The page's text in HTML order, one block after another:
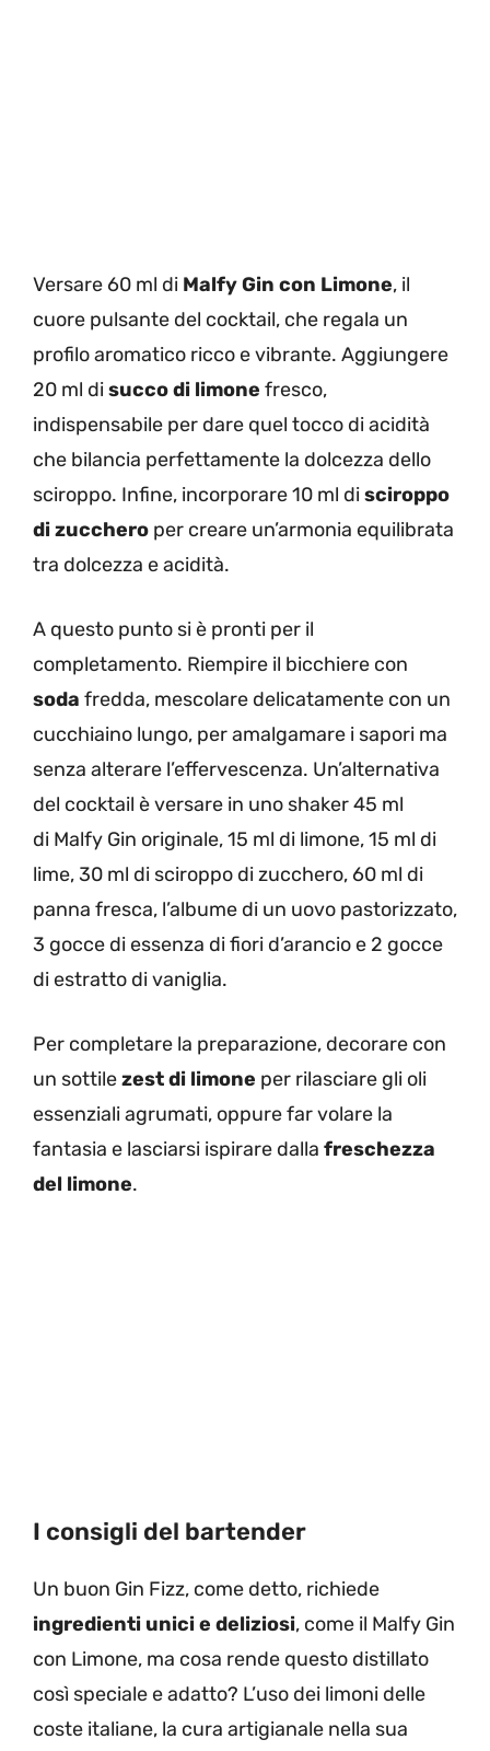
Versare 60 ml di Malfy Gin con Limone, il
cuore pulsante del cocktail, che regala un
profilo aromatico ricco e vibrante. Aggiungere
20 ml disucco di limone fresco,
indispensabile per dare quel tocco di acidità
che bilancia perfettamente la dolcezza dello
sciroppo. Infine, incorporare 10 ml disciroppo
di zucchero per creare un’armonia equilibrata
tra dolcezza e acidità.
A questo punto si è pronti per il
completamento. Riempire il bicchiere con
soda fredda, mescolare delicatamente con un
cucchiaino lungo, per amalgamare i sapori ma
senza alterare l’effervescenza. Un’alternativa
del cocktail è versare in uno shaker 45 ml
di Malfy Gin originale, 15 ml di limone, 15 ml di
lime, 30 ml di sciroppo di zucchero, 60 ml di
panna fresca, l’albume di un uovo pastorizzato,
3 gocce di essenza di fiori d’arancio e 2 gocce
di estratto di vaniglia.
Per completare la preparazione, decorare con
un sottilezest di limone per rilasciare gli oli
essenziali agrumati, oppure far volare la
fantasia e lasciarsi ispirare dalla freschezza
del limone.
I consigli del bartender
Un buon Gin Fizz, come detto, richiede
ingredienti unici e deliziosi, come il Malfy Gin
con Limone, ma cosa rende questo distillato
così speciale e adatto? L’uso dei limoni delle
coste italiane, la cura artigianale nella sua